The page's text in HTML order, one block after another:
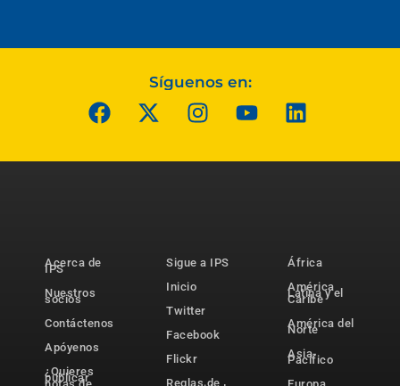
Síguenos en:
Acerca de
IPS
Nuestros
socios
Contáctenos
Apóyenos
¿Quieres
publicar
Sigue a IPS
Inicio
Twitter
Facebook
Flickr
Reglas de
África
América
Latina y el
Caribe
América del
Norte
Asia-
Pacífico